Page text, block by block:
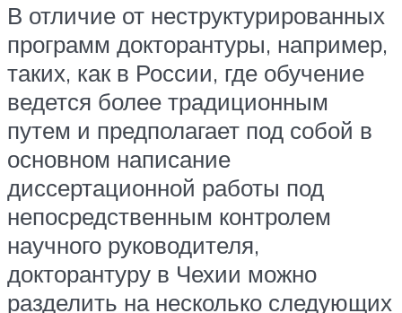
В отличие от неструктурированных
программ докторантуры, например,
таких, как в России, где обучение
ведется более традиционным
путем и предполагает под собой в
основном написание
диссертационной работы под
непосредственным контролем
научного руководителя,
докторантуру в Чехии можно
разделить на несколько следующих